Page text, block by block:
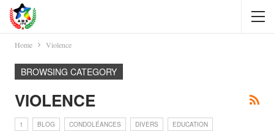
Home Violence
BROWSING CATEGORY
VIOLENCE
1 BLOG CONDOLÉANCES DIVERS
EDUCATION